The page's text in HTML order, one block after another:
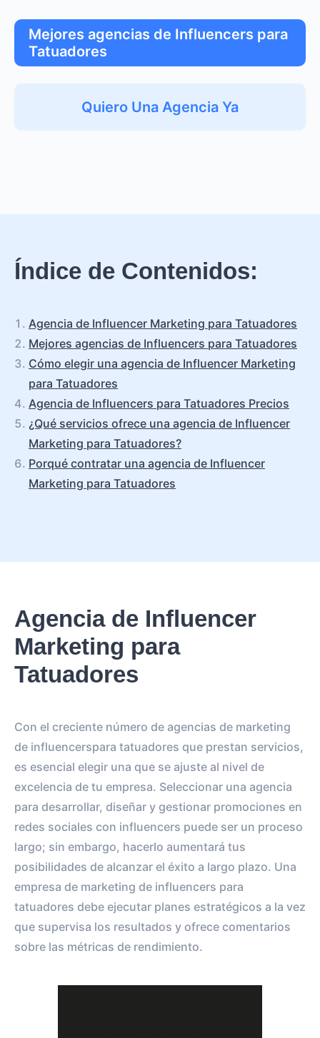
Mejores agencias de Influencers para
Tatuadores
Quiero Una Agencia Ya
Índice de Contenidos:
Agencia de Influencer Marketing para Tatuadores
Mejores agencias de Influencers para Tatuadores
Cómo elegir una agencia de Influencer Marketing
para Tatuadores
Agencia de Influencers para Tatuadores Precios
¿Qué servicios ofrece una agencia de Influencer
Marketing para Tatuadores?
Porqué contratar una agencia de Influencer
Marketing para Tatuadores
Agencia de Influencer
Marketing para
Tatuadores
Con el creciente número de agencias de marketing
de influencerspara tatuadores que prestan servicios,
es esencial elegir una que se ajuste al nivel de
excelencia de tu empresa. Seleccionar una agencia
para desarrollar, diseñar y gestionar promociones en
redes sociales con influencers puede ser un proceso
largo; sin embargo, hacerlo aumentará tus
posibilidades de alcanzar el éxito a largo plazo. Una
empresa de marketing de influencers para
tatuadores debe ejecutar planes estratégicos a la vez
que supervisa los resultados y ofrece comentarios
sobre las métricas de rendimiento.